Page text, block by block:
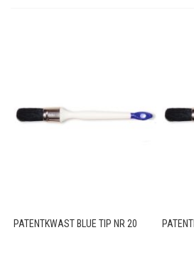
PATENTKWAST BLUE TIP NR 20